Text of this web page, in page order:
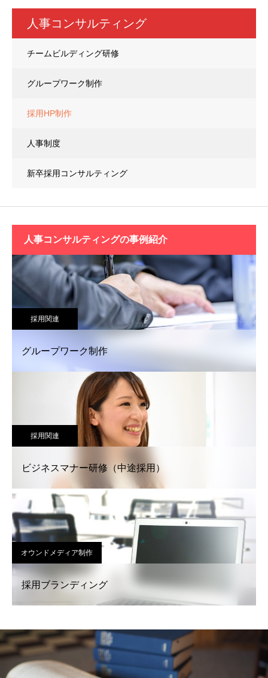
人事コンサルティング
チームビルディング研修
グループワーク制作
採用HP制作
人事制度
新卒採用コンサルティング
人事コンサルティングの事例紹介
採用関連
グループワーク制作
採用関連
ビジネスマナー研修（中途採用）
オウンドメディア制作
採用ブランディング